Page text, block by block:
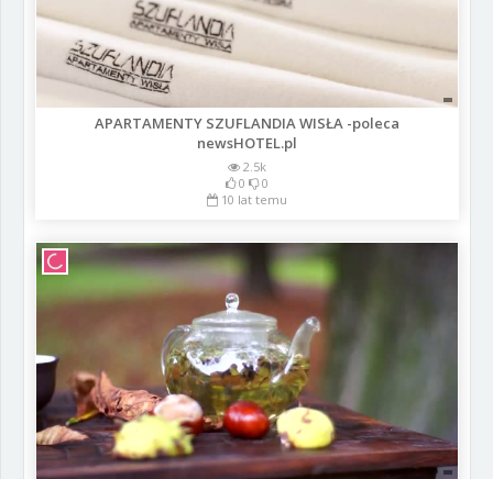
APARTAMENTY SZUFLANDIA WISŁA -poleca
newsHOTEL.pl
2.5k
0
0
10 lat temu